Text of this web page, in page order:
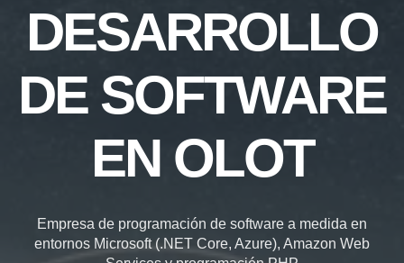
DESARROLLO
DE SOFTWARE
EN OLOT
Empresa de programación de software a medida en
entornos Microsoft (.NET Core, Azure), Amazon Web